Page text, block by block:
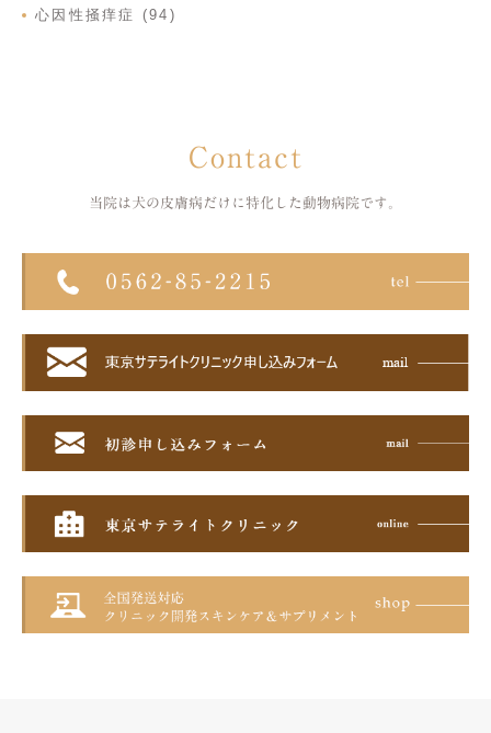
心因性掻痒症 (94)
Contact
当院は犬の皮膚病だけに特化した 動物病院です。